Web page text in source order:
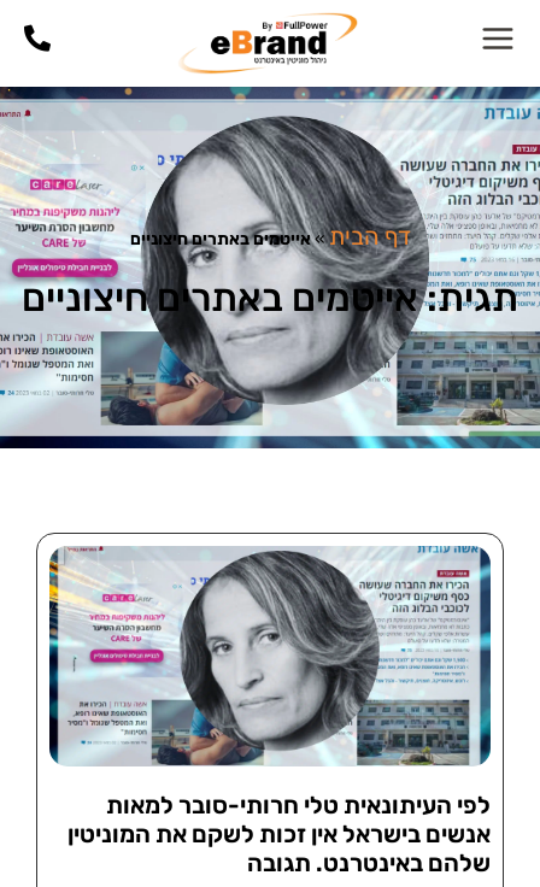
דף הבית»אייטמים באתרים חיצוניים
תגית: אייטמים באתרים חיצוניים
לפי העיתונאית טלי חרותי-סובר למאות
אנשים בישראל אין זכות לשקם את המוניטין
שלהם באינטרנט. תגובה